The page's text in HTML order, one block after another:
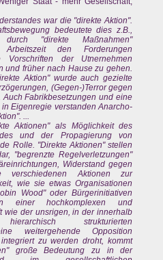
war die "direkte Aktion".
bedeutete dies z.B.,
durch "direkte Maßnahmen"
den Forderungen
der Utnernehmen
und früher nach Hause zu gehen.
Aktion" wurde auch gezielte
(Gegen-)Terror gegen
Auch Fabrikbesetzungen und eine
Eigenregie verstanden Anarcho-
...
Aktionen" als Möglichkeit des
und der Propagierung von
Rolle. "Direkte Aktionen" stellen
"begrenzte Regelverletzungen"
Widerstand gegen
verschiedenen Aktionen zur
wie sie etwas Organisationen
Wood" oder Bürgerinitiativen
einer hochkomplexen und
wie der unsrigen, in der innerhalb
strukturierten
weitergehende Opposition
zu werden droht, kommt
große Bedeutung zu in der